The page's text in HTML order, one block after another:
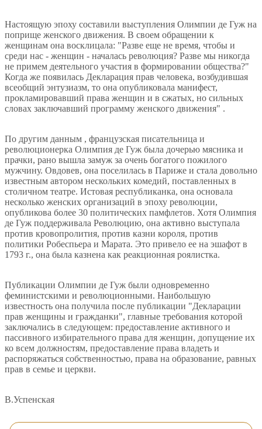
Настоящую эпоху составили выступления Олимпии де Гуж на
поприще женского движения. В своем обращении к
женщинам она восклицала: "Разве еще не время, чтобы и
среди нас - женщин - началась революция? Разве мы никогда
не примем деятельного участия в формировании общества?"
Когда же появилась Декларация прав человека, возбудившая
всеобщий энтузиазм, то она опубликовала манифест,
прокламировавший права женщин и в сжатых, но сильных
словах заключавший программу женского движения" .
По другим данным , французская писательница и
революционерка Олимпия де Гуж была дочерью мясника и
прачки, рано вышла замуж за очень богатого пожилого
мужчину. Овдовев, она поселилась в Париже и стала довольно
известным автором нескольких комедий, поставленных в
столичном театре. Истовая республиканка, она основала
несколько женских организаций в эпоху революции,
опубликова более 30 политических памфлетов. Хотя Олимпия
де Гуж поддерживала Революцию, она активно выступала
против кровопролития, против казни короля, против
политики Робеспьера и Марата. Это привело ее на эшафот в
1793 г., она была казнена как реакционная роялистка.
Публикации Олимпии де Гуж были одновременно
феминистскими и революционными. Наибольшую
известность она получила после публикации "Декларации
прав женщины и гражданки", главные требования которой
заключались в следующем: предоставление активного и
пассивного избирательного права для женщин, допущение их
ко всем должностям, предоставление права владеть и
распоряжаться собственностью, права на образование, равных
прав в семье и церкви.
В.Успенская